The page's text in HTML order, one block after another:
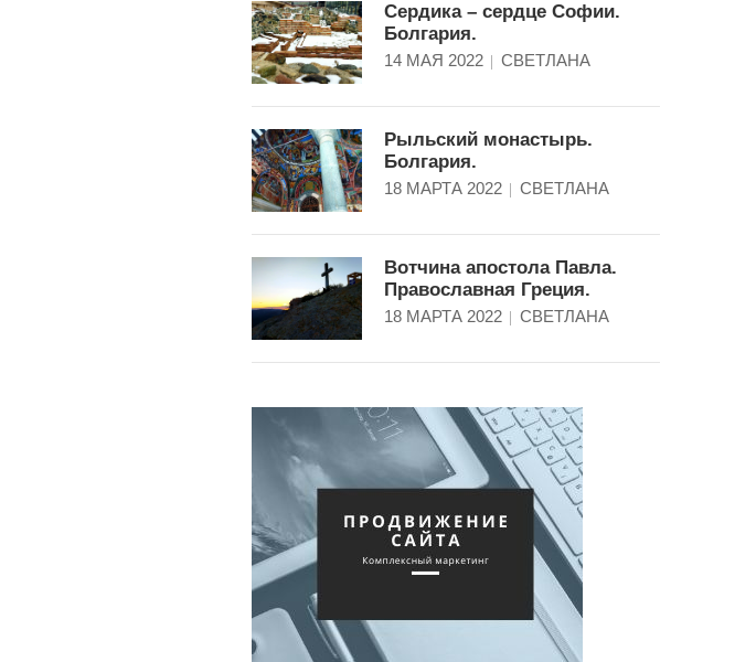
Сердика – сердце Софии.
Болгария.
14 МАЯ 2022 СВЕТЛАНА
Рыльский монастырь.
Болгария.
18 МАРТА 2022 СВЕТЛАНА
Вотчина апостола Павла.
Православная Греция.
18 МАРТА 2022 СВЕТЛАНА